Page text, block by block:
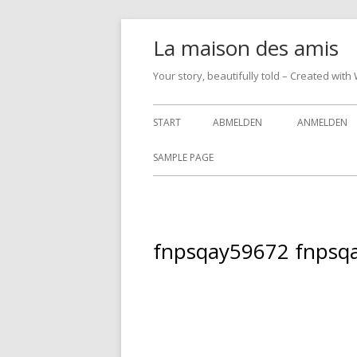
La maison des amis
Your story, beautifully told – Created with
Primäres
Menü
START ABMELDEN ANMELDEN
SAMPLE PAGE
fnpsqay59672